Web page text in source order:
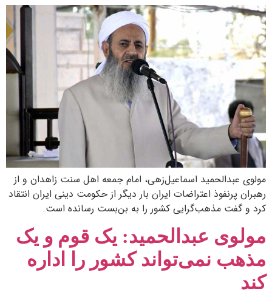
مولوی عبدالحمید اسماعیل‌زهی، امام جمعه اهل سنت زاهدان و از
رهبران پرنفوذ اعتراضات ایران بار دیگر از حکومت دینی ایران انتقاد
کرد و گفت مذهب‌گرایی کشور را به بن‌بست رسانده است.
مولوی عبدالحمید: یک قوم و یک
مذهب نمی‌تواند کشور را اداره
کند